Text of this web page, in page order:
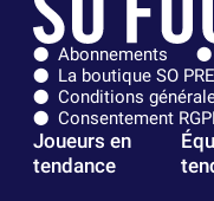
Abonnements
La boutique SO
Conditions
Consentement
Joueurs en
tendance